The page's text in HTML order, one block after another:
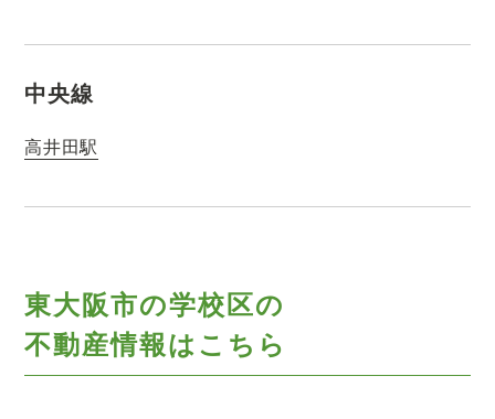
中央線
高井田駅
東大阪市の学校区の
不動産情報はこちら